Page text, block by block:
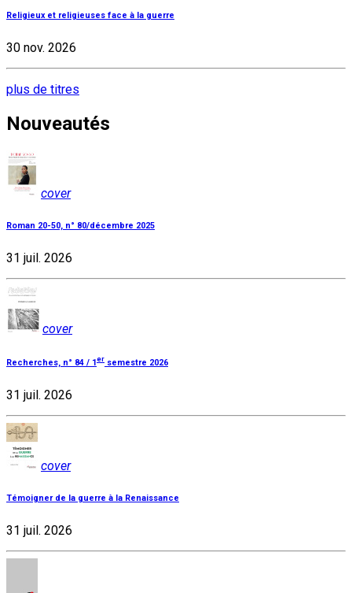
Religieux et religieuses face à la guerre
30 nov. 2026
plus de titres
Nouveautés
cover
Roman 20-50, n° 80/décembre 2025
31 juil. 2026
cover
Recherches, n° 84 / 1 er semestre 2026
31 juil. 2026
cover
Témoigner de la guerre à la Renaissance
31 juil. 2026